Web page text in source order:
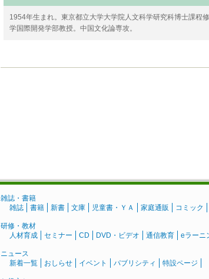
1954年生まれ。東京都立大学大学院人文科学研究科博士課程
学国際開発学部教授。中国文化論専攻。
雑誌・書籍
雑誌
書籍 新書 文庫 児童書・ＹＡ 家庭通販 コミック
研修・教材
人材育成
セミナー CD DVD・ビデオ 通信教育 eラーニ
ニュース
新着一覧
おしらせ イベント パブリシティ 特設ページ